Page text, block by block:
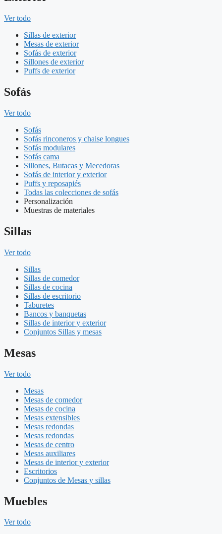
Ver todo
Sillas de exterior
Mesas de exterior
Sofás de exterior
Sillones de exterior
Puffs de exterior
Sofás
Ver todo
Sofás
Sofás rinconeros y chaise longues
Sofás modulares
Sofás cama
Sillones, Butacas y Mecedoras
Sofás de interior y exterior
Puffs y reposapiés
Todas las colecciones de sofás
Personalización
Muestras de materiales
Sillas
Ver todo
Sillas
Sillas de comedor
Sillas de cocina
Sillas de escritorio
Taburetes
Bancos y banquetas
Sillas de interior y exterior
Conjuntos Sillas y mesas
Mesas
Ver todo
Mesas
Mesas de comedor
Mesas de cocina
Mesas extensibles
Mesas redondas
Mesas redondas
Mesas de centro
Mesas auxiliares
Mesas de interior y exterior
Escritorios
Conjuntos de Mesas y sillas
Muebles
Ver todo